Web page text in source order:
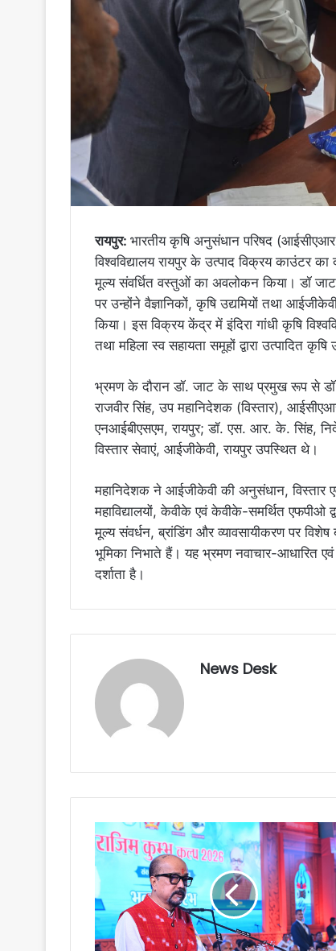
रायपुर: भारतीय कृषि अनुसंधान परिषद
विश्वविद्यालय रायपुर के उत्पाद विक्रय काउंटर का
मूल्य संवर्धित वस्तुओं का अवलोकन किया। डॉ
पर उन्होंने वैज्ञानिकों, कृषि उद्यमियों तथा
किया। इस विक्रय केंद्र में इंदिरा गांधी कृषि
तथा महिला स्व सहायता समूहों द्वारा उत्पादित
भ्रमण के दौरान डॉ. जाट के साथ प्रमुख रूप से
राजवीर सिंह, उप महानिदेशक (विस्तार),
एनआईबीएसएम, रायपुर; डॉ. एस. आर. के. सिंह,
विस्तार सेवाएं, आईजीकेवी, रायपुर उपस्थित थे।
महानिदेशक ने आईजीकेवी की अनुसंधान, विस्तार एवं
महाविद्यालयों, केवीके एवं केवीके-समर्थित एफपीओ
मूल्य संवर्धन, ब्रांडिंग और व्यावसायीकरण पर
भूमिका निभाते हैं। यह भ्रमण नवाचार-आधारित
दर्शाता है।
News Desk